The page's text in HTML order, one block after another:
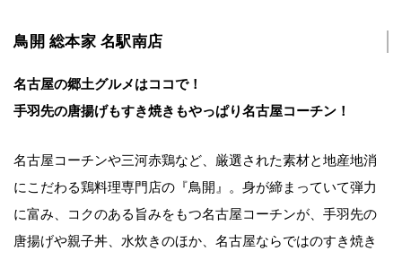
鳥開 総本家 名駅南店
名古屋の郷土グルメはココで！
手羽先の唐揚げもすき焼きもやっぱり名古屋コーチン！
名古屋コーチンや三河赤鶏など、厳選された素材と地産地消
にこだわる鶏料理専門店の『鳥開』。身が締まっていて弾力
に富み、コクのある旨みをもつ名古屋コーチンが、手羽先の
唐揚げや親子丼、水炊きのほか、名古屋ならではのすき焼き